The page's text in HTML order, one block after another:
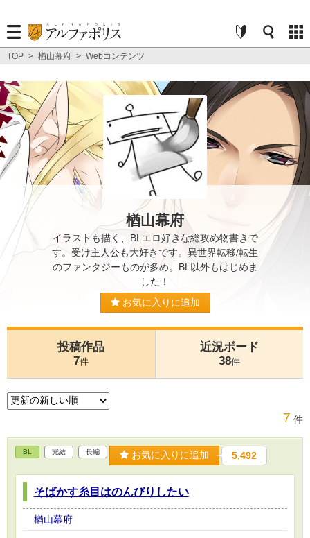
TOP > 楢山幕府 > Webコンテンツ
楢山幕府
イラストも描く、BLエロ好きな総攻め物書きで
す。受け主人公も大好きです。異世界転移/転生
のファンタジーものが多め。BL以外もはじめま
した！
お気に入りに追加
投稿作品
7件
近況ボード
38件
7 件
BL 完結 長編 お気に入りに追加 5,492
そばかす糸目はのんびりしたい
楢山幕府